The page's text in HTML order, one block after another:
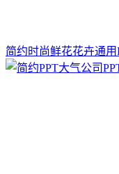
简约时尚鲜花花卉通